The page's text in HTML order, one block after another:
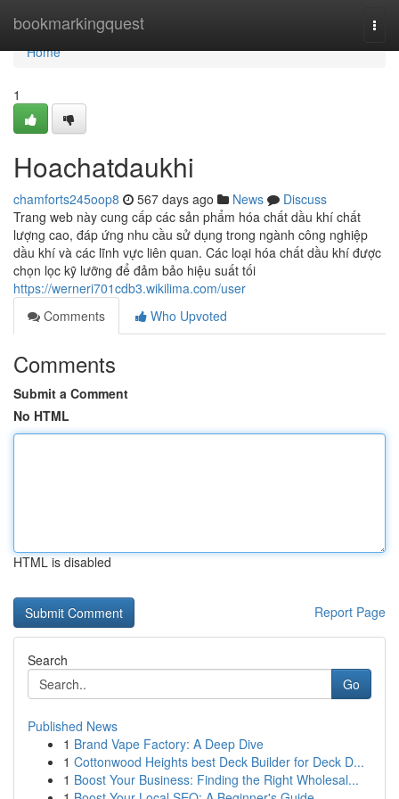
bookmarkingquest
Home
Home
1
Hoachatdaukhi
chamforts245oop8 567 days ago News
Discuss
Trang web này cung cấp các sản phẩm hóa chất dầu khí chất
lượng cao, đáp ứng nhu cầu sử dụng trong ngành công nghiệp
dầu khí và các lĩnh vực liên quan. Các loại hóa chất dầu khí được
chọn lọc kỹ lưỡng để đảm bảo hiệu suất tối
https://werneri701cdb3.wikilima.com/user
Comments
Who Upvoted
Comments
Submit a Comment
No HTML
HTML is disabled
Report Page
Search
Go
Published News
1 Brand Vape Factory: A Deep Dive
1 Cottonwood Heights best Deck Builder for Deck D...
1 Boost Your Business: Finding the Right Wholesal...